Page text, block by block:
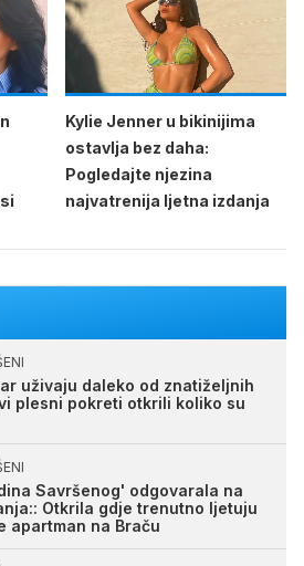
Kylie Jenner u bikinijima
ostavlja bez daha:
Pogledajte njezina
najvatrenija ljetna izdanja
uživaju daleko od znatiželjnih
plesni pokreti otkrili koliko su
Savršenog' odgovarala na
Otkrila gdje trenutno ljetuju
apartman na Braču